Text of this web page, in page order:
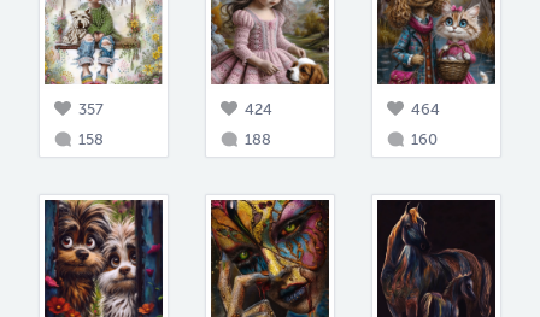
357
158
424
188
464
160